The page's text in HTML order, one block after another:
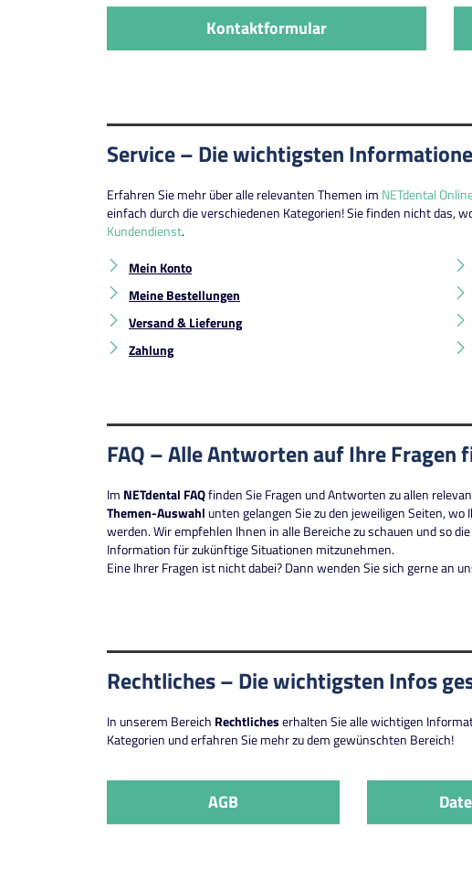
Kontaktformular
Service – Die wichtigsten
Erfahren Sie mehr über alle relevanten Themen im NETdental
einfach durch die verschiedenen Kategorien! Sie finden nicht das,
Kundendienst.
Mein Konto
Meine Bestellungen
Versand & Lieferung
Zahlung
FAQ – Alle Antworten auf Ihre Fragen
Im NETdental FAQfinden Sie Fragen und Antworten zu allen
Themen-Auswahl unten gelangen Sie zu den jeweiligen Seiten,
werden. Wir empfehlen Ihnen in alle Bereiche zu schauen und so
Information für zukünftige Situationen mitzunehmen.
Eine Ihrer Fragen ist nicht dabei? Dann wenden Sie sich gerne an
Rechtliches – Die wichtigsten Infos
In unserem Bereich Rechtlicheserhalten Sie alle wichtigen
Kategorien und erfahren Sie mehr zu dem gewünschten Bereich!
AGB